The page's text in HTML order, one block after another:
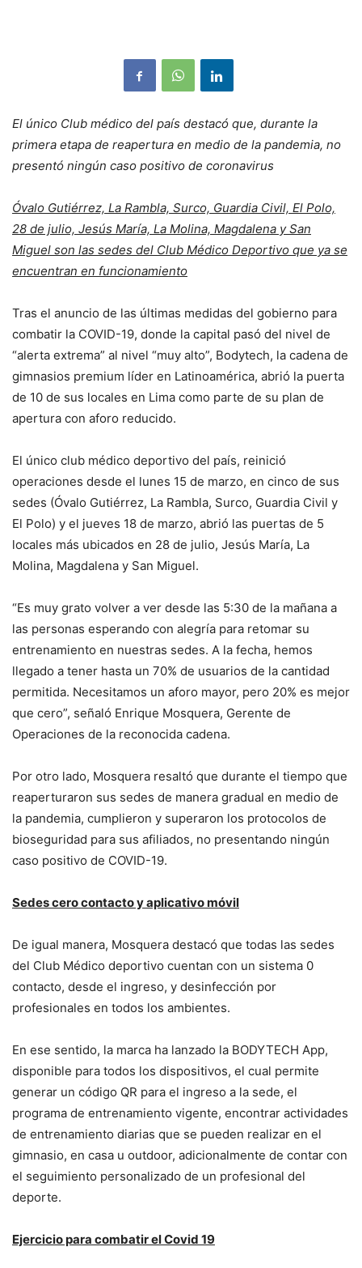
El único Club médico del país destacó que, durante la
primera etapa de reapertura en medio de la pandemia, no
presentó ningún caso positivo de coronavirus
Óvalo Gutiérrez, La Rambla, Surco, Guardia Civil, El Polo,
28 de julio, Jesús María, La Molina, Magdalena y San
Miguel son las sedes del Club Médico Deportivo que ya se
encuentran en funcionamiento
Tras el anuncio de las últimas medidas del gobierno para
combatir la COVID-19, donde la capital pasó del nivel de
“alerta extrema” al nivel “muy alto”, Bodytech, la cadena de
gimnasios premium líder en Latinoamérica, abrió la puerta
de 10 de sus locales en Lima como parte de su plan de
apertura con aforo reducido.
El único club médico deportivo del país, reinició
operaciones desde el lunes 15 de marzo, en cinco de sus
sedes (Óvalo Gutiérrez, La Rambla, Surco, Guardia Civil y
El Polo) y el jueves 18 de marzo, abrió las puertas de 5
locales más ubicados en 28 de julio, Jesús María, La
Molina, Magdalena y San Miguel.
“Es muy grato volver a ver desde las 5:30 de la mañana a
las personas esperando con alegría para retomar su
entrenamiento en nuestras sedes. A la fecha, hemos
llegado a tener hasta un 70% de usuarios de la cantidad
permitida. Necesitamos un aforo mayor, pero 20% es mejor
que cero”, señaló Enrique Mosquera, Gerente de
Operaciones de la reconocida cadena.
Por otro lado, Mosquera resaltó que durante el tiempo que
reaperturaron sus sedes de manera gradual en medio de
la pandemia, cumplieron y superaron los protocolos de
bioseguridad para sus afiliados, no presentando ningún
caso positivo de COVID-19.
Sedes cero contacto y aplicativo móvil
De igual manera, Mosquera destacó que todas las sedes
del Club Médico deportivo cuentan con un sistema 0
contacto, desde el ingreso, y desinfección por
profesionales en todos los ambientes.
En ese sentido, la marca ha lanzado la BODYTECH App,
disponible para todos los dispositivos, el cual permite
generar un código QR para el ingreso a la sede, el
programa de entrenamiento vigente, encontrar actividades
de entrenamiento diarias que se pueden realizar en el
gimnasio, en casa u outdoor, adicionalmente de contar con
el seguimiento personalizado de un profesional del
deporte.
Ejercicio para combatir el Covid 19